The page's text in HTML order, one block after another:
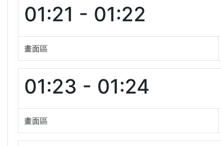
01:21 - 01:22
畫面區
01:23 - 01:24
畫面區